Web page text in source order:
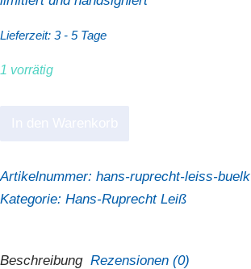
Lieferzeit: 3 - 5 Tage
1 vorrätig
"Bülk"
Menge
Artikelnummer: hans-ruprecht-leiss-buelk
Kategorie: Hans-Ruprecht Leiß
Beschreibung Rezensionen (0)